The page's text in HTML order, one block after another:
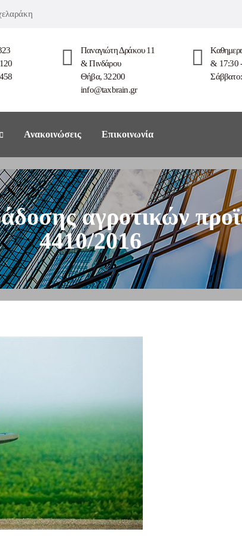
Παναγιώτη Δράκου 11
& Πινδάρου
Θήβα, 32200
info@taxbrain.gr
& 17:30
Σάββατο:
Ανακοινώσεις Επικοινωνία
αγροτικών
4410/2016